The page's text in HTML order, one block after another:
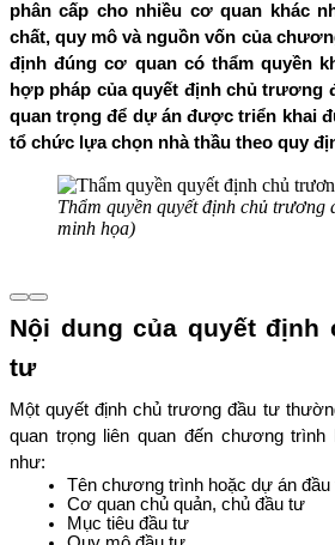
phân cấp cho nhiều cơ quan khác
chất, quy mô và nguồn vốn của
định đúng cơ quan có thẩm quyền
hợp pháp của quyết định chủ trương
quan trọng để dự án được triển khai
tổ chức lựa chọn nhà thầu theo quy
Thẩm quyền quyết định chủ trương
minh họa)
Nội dung của quyết định
tư
Một quyết định chủ trương đầu tư
quan trọng liên quan đến chương
như:
Tên chương trình hoặc dự án đầu
Cơ quan chủ quản, chủ đầu tư
Mục tiêu đầu tư